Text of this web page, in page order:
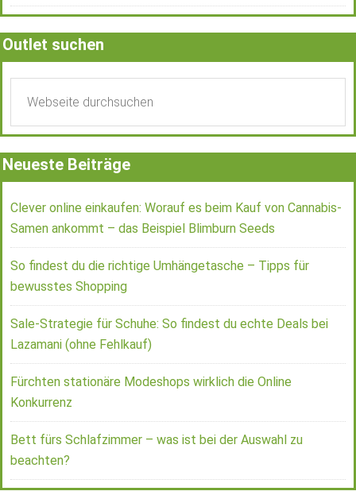
Outlet suchen
Neueste Beiträge
Clever online einkaufen: Worauf es beim Kauf von Cannabis-
Samen ankommt – das Beispiel Blimburn Seeds
So findest du die richtige Umhängetasche – Tipps für
bewusstes Shopping
Sale-Strategie für Schuhe: So findest du echte Deals bei
Lazamani (ohne Fehlkauf)
Fürchten stationäre Modeshops wirklich die Online
Konkurrenz
Bett fürs Schlafzimmer – was ist bei der Auswahl zu
beachten?